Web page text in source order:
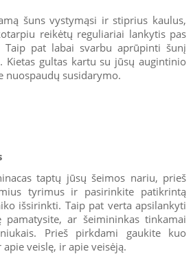
šuns vystymąsi ir stiprius kaulus,
reikėtų reguliariai lankytis pas
Taip pat labai svarbu aprūpinti šunį
gultas kartu su jūsų augintinio
nuospaudų susidarymo.
taptų jūsų šeimos nariu, prieš
tyrimus ir pasirinkite patikrintą
išsirinkti. Taip pat verta apsilankyti
pamatysite, ar šeimininkas tinkamai
Prieš pirkdami gaukite kuo
veislę, ir apie veisėją.